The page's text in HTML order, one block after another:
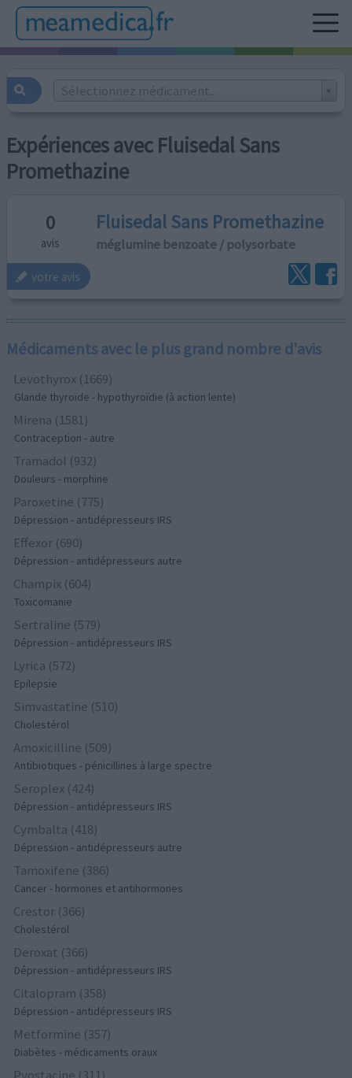
Sélectionnez médicament...
Expériences avec Fluisedal Sans
Promethazine
0
avis
Fluisedal Sans Promethazine
méglumine benzoate / polysorbate
votre avis
Médicaments avec le plus grand nombre d'avis
Levothyrox (1669)
Glande thyroïde - hypothyroïdie (à action lente)
Mirena (1581)
Contraception - autre
Tramadol (932)
Douleurs - morphine
Paroxetine (775)
Dépression - antidépresseurs IRS
Effexor (690)
Dépression - antidépresseurs autre
Champix (604)
Toxicomanie
Sertraline (579)
Dépression - antidépresseurs IRS
Lyrica (572)
Epilepsie
Simvastatine (510)
Cholestérol
Amoxicilline (509)
Antibiotiques - pénicillines à large spectre
Seroplex (424)
Dépression - antidépresseurs IRS
Cymbalta (418)
Dépression - antidépresseurs autre
Tamoxifene (386)
Cancer - hormones et antihormones
Crestor (366)
Cholestérol
Deroxat (366)
Dépression - antidépresseurs IRS
Citalopram (358)
Dépression - antidépresseurs IRS
Metformine (357)
Diabètes - médicaments oraux